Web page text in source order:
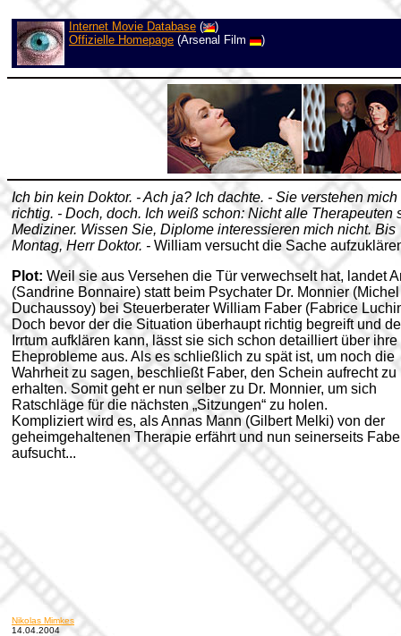
Internet Movie Database (
)
Offizielle Homepage (Arsenal Film )
Ich bin kein Doktor. - Ach ja? Ich dachte. - Sie verstehen mich
richtig. - Doch, doch. Ich weiß schon: Nicht alle Therapeuten
Mediziner. Wissen Sie, Diplome interessieren mich nicht. Bis
Montag, Herr Doktor. - William versucht die Sache
Plot: Weil sie aus Versehen die Tür verwechselt hat, landet
(Sandrine Bonnaire) statt beim Psychater Dr. Monnier (Michel
Duchaussoy) bei Steuerberater William Faber (Fabrice
Doch bevor der die Situation überhaupt richtig begreift und
Irrtum aufklären kann, lässt sie sich schon detailliert über ihre
Eheprobleme aus. Als es schließlich zu spät ist, um noch die
Wahrheit zu sagen, beschließt Faber, den Schein aufrecht zu
erhalten. Somit geht er nun selber zu Dr. Monnier, um sich
Ratschläge für die nächsten „Sitzungen“ zu holen.
Kompliziert wird es, als Annas Mann (Gilbert Melki) von der
geheimgehaltenen Therapie erfährt und nun seinerseits
aufsucht...
Nikolas Mimkes
14.04.2004